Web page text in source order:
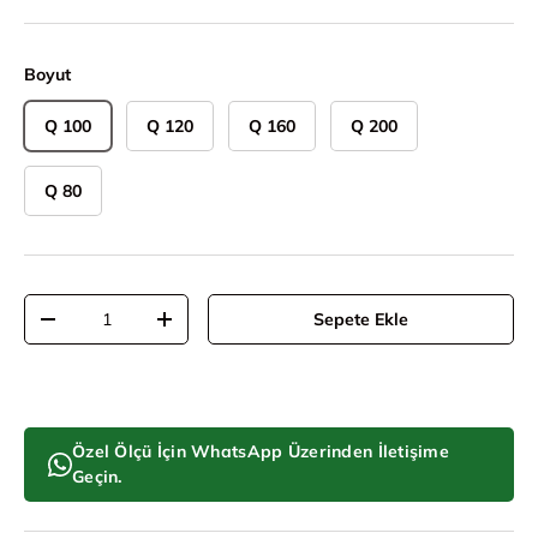
Boyut
Q 100 Q 120 Q 160 Q 200
Q 80
Adet
Adeti azalt
Adeti artır Sepete Ekle
Özel Ölçü İçin WhatsApp Üzerinden İletişime
Geçin.